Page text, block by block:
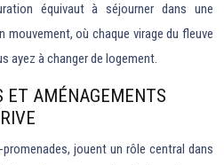
équivaut à séjourner dans une
mouvement, où chaque virage du fleuve
ayez à changer de logement.
ET AMÉNAGEMENTS
jouent un rôle central dans